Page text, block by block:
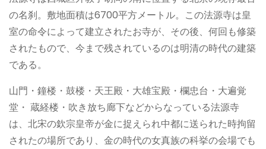
の名刹。敷地面積は6700平方メートル。この法源寺は皇
室の命令によって建立されたお寺が、その後、何回も修築
されたもので、今まで残されているのは明清の時代の建築
である。
山門・鐘楼・鼓楼・天王殿・大雄宝殿・欄忠台・大遍覚
堂・ 蔵経楼・吹き放ち廊下などからなっている法源寺
は、北宋の欽宗皇帝が金に捉えられ中都に送られた時拘留
されたの場所であり、金の時代の女真族の科挙の会場でも